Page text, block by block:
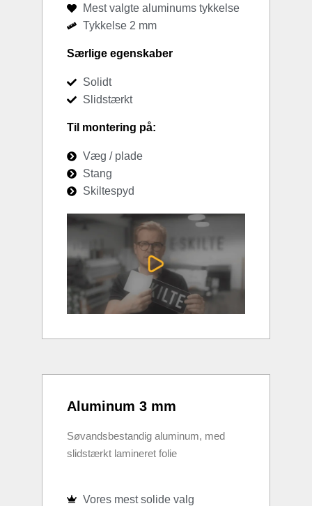
Mest valgte aluminums tykkelse
Tykkelse 2 mm
Særlige egenskaber
Solidt
Slidstærkt
Til montering på:
Væg / plade
Stang
Skiltespyd
Aluminum 3 mm
Søvandsbestandig aluminum, med
slidstærkt lamineret folie
Vores mest solide valg